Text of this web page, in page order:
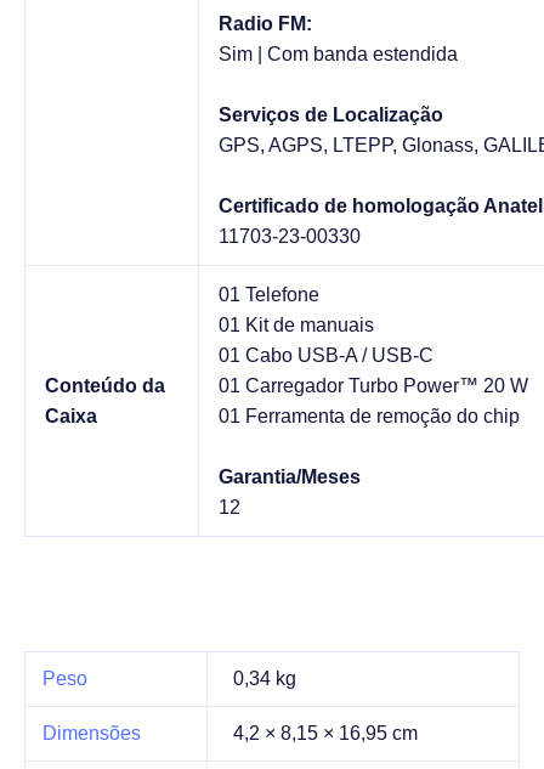
Radio FM:
Sim | Com banda estendida
Serviços de Localização
GPS, AGPS, LTEPP, Glonass,
Certificado de homologação Anatel
11703-23-00330
Conteúdo da
Caixa
01 Telefone
01 Kit de manuais
01 Cabo USB-A / USB-C
01 Carregador Turbo Power™ 20 W
01 Ferramenta de remoção do chip
Garantia/Meses
12
Peso 0,34 kg
Dimensões 4,2 × 8,15 × 16,95 cm